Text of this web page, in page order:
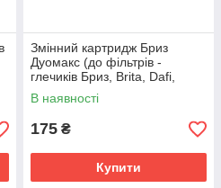
Змінний картридж Бриз
Дуомакс (до фільтрів -
глечиків Бриз, Brita, Dafi,
BWT, Ecosoft)
В наявності
175 ₴
Купити